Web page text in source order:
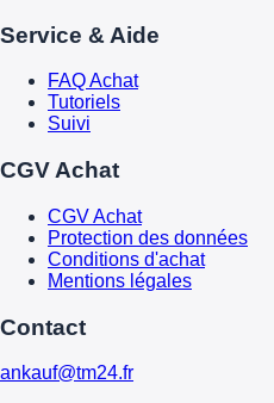
Service & Aide
FAQ Achat
Tutoriels
Suivi
CGV Achat
CGV Achat
Protection des données
Conditions d'achat
Mentions légales
Contact
ankauf@tm24.fr